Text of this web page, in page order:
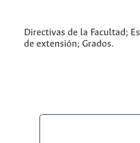
Directivas de la Facultad;
de extensión; Grados.